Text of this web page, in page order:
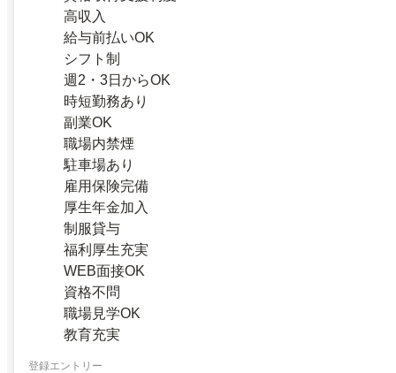
高収入
給与前払いOK
シフト制
週2・3日からOK
時短勤務あり
副業OK
職場内禁煙
駐車場あり
雇用保険完備
厚生年金加入
制服貸与
福利厚生充実
WEB面接OK
資格不問
職場見学OK
教育充実
登録エントリー